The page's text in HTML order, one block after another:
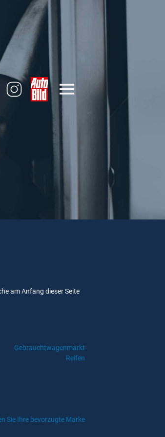
am Anfang dieser Seite
Gebrauchtwagenmarkt
Reifen
Sie Ihre bevorzugte Marke